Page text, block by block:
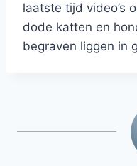
laatste tijd video’s
dode katten en
begraven liggen in